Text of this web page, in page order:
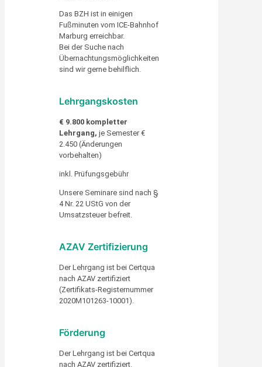
Das BZH ist in einigen
Fußminuten vom ICE-Bahnhof
Marburg erreichbar.
Bei der Suche nach
Übernachtungsmöglichkeiten
sind wir gerne behilflich.
Lehrgangskosten
€ 9.800 kompletter
Lehrgang, je Semester €
2.450 (Änderungen
vorbehalten)
inkl. Prüfungsgebühr
Unsere Seminare sind nach §
4 Nr. 22 UStG von der
Umsatzsteuer befreit.
AZAV Zertifizierung
Der Lehrgang ist bei Certqua
nach AZAV zertifiziert
(Zertifikats-Registernummer
2020M101263-10001).
Förderung
Der Lehrgang ist bei Certqua
nach AZAV zertifiziert.